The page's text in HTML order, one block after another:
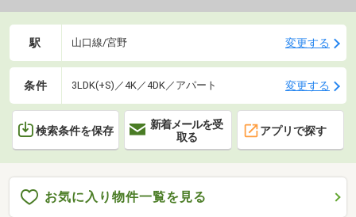
駅 山口線/宮野 変更する
条件 3LDK(+S)／4K／4DK／アパート 変更する
検索条件を保存
新着メールを受
取る
アプリで探す
お気に入り物件一覧を見る